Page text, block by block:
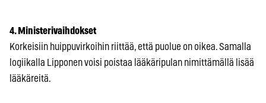
4. Ministerivaihdokset
Korkeisiin huippuvirkoihin riittää, että puolue on oikea. Samalla
logiikalla Lipponen voisi poistaa lääkäripulan nimittämällä lisää
lääkäreitä.